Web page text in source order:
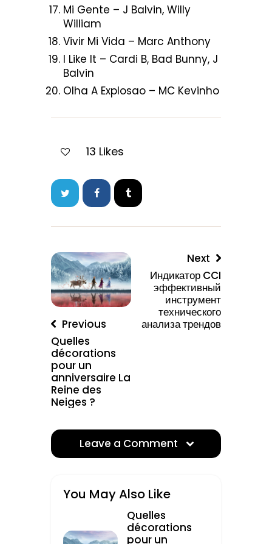
Mi Gente – J Balvin, Willy
William
Vivir Mi Vida – Marc Anthony
I Like It – Cardi B, Bad Bunny, J
Balvin
Olha A Explosao – MC Kevinho
13 Likes
Previous
Quelles
décorations
pour un
anniversaire La
Reine des
Neiges ?
Next
Индикатор CCI
эффективный
инструмент
технического
анализа трендов
Leave a Comment
You May Also Like
Quelles
décorations
pour un